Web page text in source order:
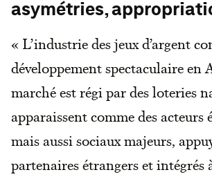
asymétries,
« L’industrie des jeux d’argent
développement spectaculaire en
marché est régi par des loteries
apparaissent comme des acteurs
mais aussi sociaux majeurs,
partenaires étrangers et intégrés